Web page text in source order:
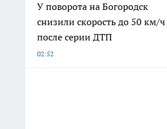
У поворота на Богородск
снизили скорость до 50 км/ч
после серии ДТП
02:52